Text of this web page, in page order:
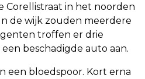
Corellistraat in het noorden
de wijk zouden meerdere
troffen er drie
beschadigde auto aan.
een bloedspoor. Kort erna